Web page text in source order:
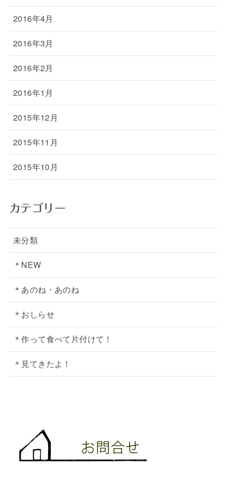
2016年4月
2016年3月
2016年2月
2016年1月
2015年12月
2015年11月
2015年10月
カテゴリー
未分類
＊NEW
＊あのね・あのね
＊おしらせ
＊作って食べて片付けて！
＊見てきたよ！